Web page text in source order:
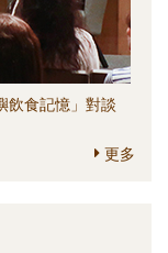
飲食記憶」對談
更多